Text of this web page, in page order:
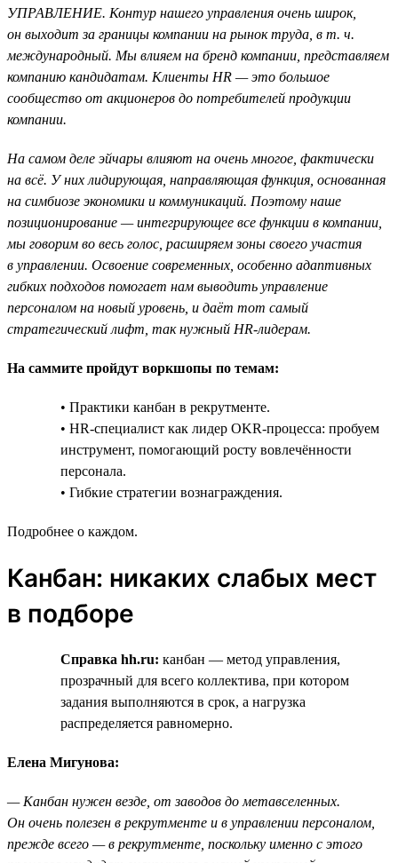
УПРАВЛЕНИЕ. Контур нашего управления очень широк,
он выходит за границы компании на рынок труда, в т. ч.
международный. Мы влияем на бренд компании, представляем
компанию кандидатам. Клиенты HR — это большое
сообщество от акционеров до потребителей продукции
компании.
На самом деле эйчары влияют на очень многое, фактически
на всё. У них лидирующая, направляющая функция, основанная
на симбиозе экономики и коммуникаций. Поэтому наше
позиционирование — интегрирующее все функции в компании,
мы говорим во весь голос, расширяем зоны своего участия
в управлении. Освоение современных, особенно адаптивных
гибких подходов помогает нам выводить управление
персоналом на новый уровень, и даёт тот самый
стратегический лифт, так нужный HR-лидерам.
На саммите пройдут воркшопы по темам:
• Практики канбан в рекрутменте.
• HR-специалист как лидер OKR-процесса: пробуем
инструмент, помогающий росту вовлечённости
персонала.
• Гибкие стратегии вознаграждения.
Подробнее о каждом.
Канбан: никаких слабых мест
в подборе
Справка hh.ru: канбан — метод управления,
прозрачный для всего коллектива, при котором
задания выполняются в срок, а нагрузка
распределяется равномерно.
Елена Мигунова:
— Канбан нужен везде, от заводов до метавселенных.
Он очень полезен в рекрутменте и в управлении персоналом,
прежде всего — в рекрутменте, поскольку именно с этого